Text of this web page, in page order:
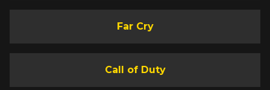
Far Cry
Call of Duty